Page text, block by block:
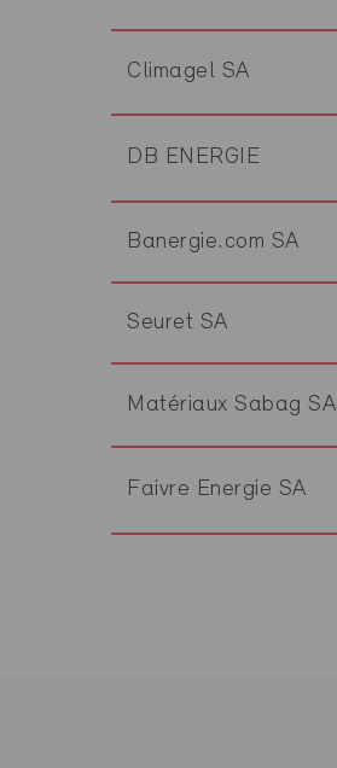
Climagel SA
DB ENERGIE
Banergie.com SA
Seuret SA
Matériaux Sabag SA
Faivre Energie SA